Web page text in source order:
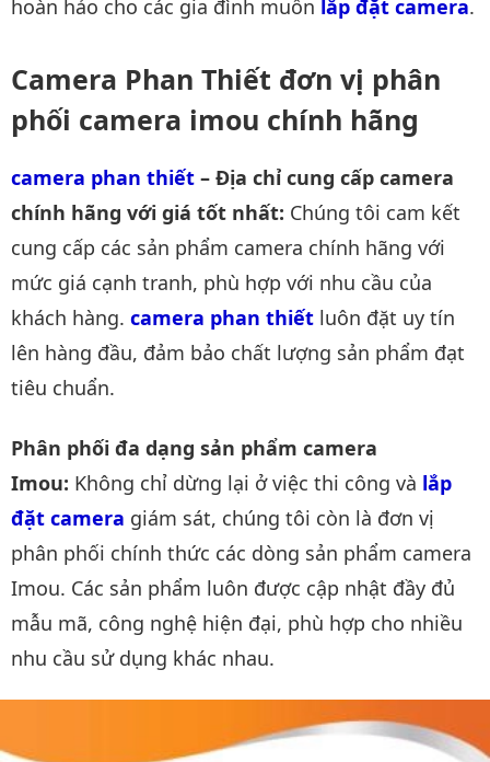
hoàn hảo cho các gia đình muốn lắp đặt camera.
Camera Phan Thiết đơn vị phân
phối camera imou chính hãng
camera phan thiết – Địa chỉ cung cấp camera
chính hãng với giá tốt nhất: Chúng tôi cam kết
cung cấp các sản phẩm camera chính hãng với
mức giá cạnh tranh, phù hợp với nhu cầu của
khách hàng. camera phan thiết luôn đặt uy tín
lên hàng đầu, đảm bảo chất lượng sản phẩm đạt
tiêu chuẩn.
Phân phối đa dạng sản phẩm camera
Imou: Không chỉ dừng lại ở việc thi công và lắp
đặt camera giám sát, chúng tôi còn là đơn vị
phân phối chính thức các dòng sản phẩm camera
Imou. Các sản phẩm luôn được cập nhật đầy đủ
mẫu mã, công nghệ hiện đại, phù hợp cho nhiều
nhu cầu sử dụng khác nhau.